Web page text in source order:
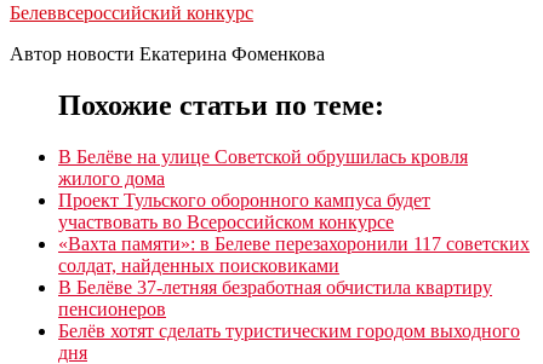
Белеввсероссийский конкурс
Автор новости Екатерина Фоменкова
Похожие статьи по теме:
В Белёве на улице Советской обрушилась кровля
жилого дома
Проект Тульского оборонного кампуса будет
участвовать во Всероссийском конкурсе
«Вахта памяти»: в Белеве перезахоронили 117 советских
солдат, найденных поисковиками
В Белёве 37-летняя безработная обчистила квартиру
пенсионеров
Белёв хотят сделать туристическим городом выходного
дня